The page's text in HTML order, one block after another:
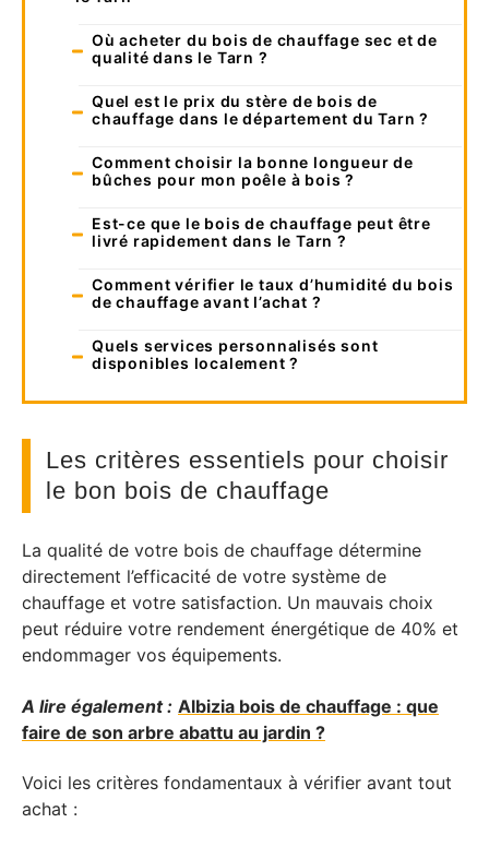
Où acheter du bois de chauffage sec et de
qualité dans le Tarn ?
Quel est le prix du stère de bois de
chauffage dans le département du Tarn ?
Comment choisir la bonne longueur de
bûches pour mon poêle à bois ?
Est-ce que le bois de chauffage peut être
livré rapidement dans le Tarn ?
Comment vérifier le taux d’humidité du bois
de chauffage avant l’achat ?
Quels services personnalisés sont
disponibles localement ?
Les critères essentiels pour choisir
le bon bois de chauffage
La qualité de votre bois de chauffage détermine
directement l’efficacité de votre système de
chauffage et votre satisfaction. Un mauvais choix
peut réduire votre rendement énergétique de 40% et
endommager vos équipements.
A lire également : Albizia bois de chauffage : que
faire de son arbre abattu au jardin ?
Voici les critères fondamentaux à vérifier avant tout
achat :